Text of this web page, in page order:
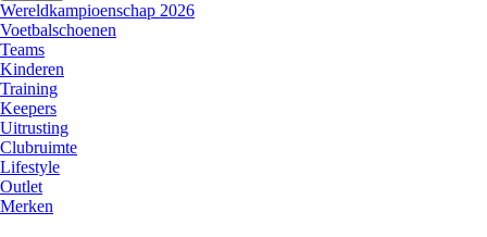
Wereldkampioenschap 2026
Voetbalschoenen
Teams
Kinderen
Training
Keepers
Uitrusting
Clubruimte
Lifestyle
Outlet
Merken